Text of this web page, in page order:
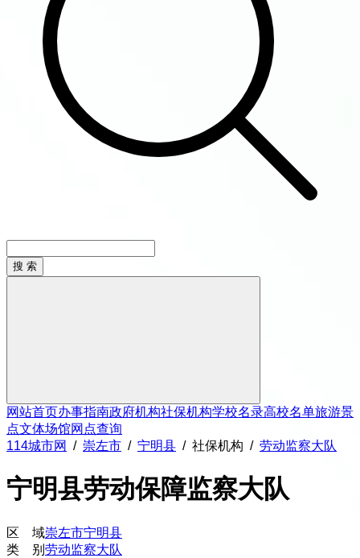
网站首页办事指南政府机构社保机构学校名录高校名单旅游景
点文体场馆网点查询
114城市网
/ 崇左市 / 宁明县 / 社保机构 / 劳动监察大队
宁明县劳动保障监察大队
区 域崇左市宁明县
类 别 劳动监察大队